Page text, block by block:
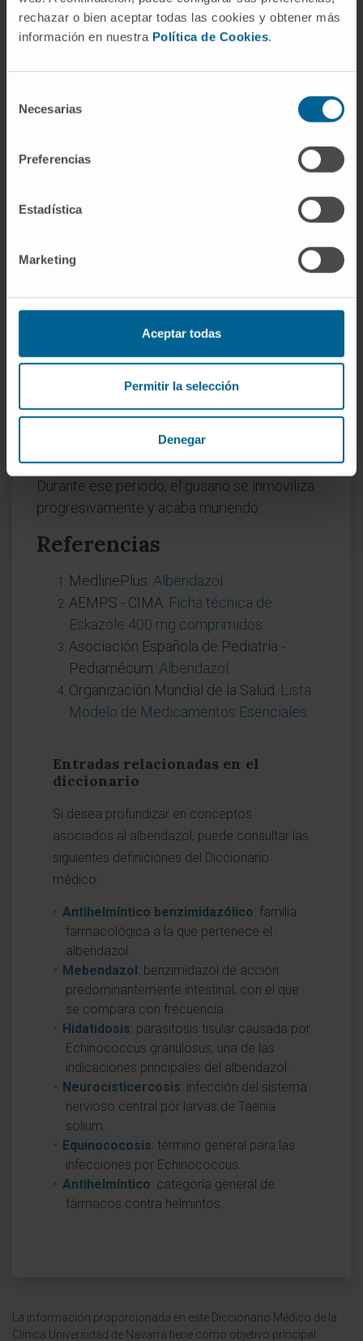
rechazar o bien aceptar todas las cookies y obtener más
información en nuestra Política de Cookies.
Necesarias
Preferencias
Estadística
Marketing
Aceptar todas
Permitir la selección
Denegar
hidatídico, neurocisticercosis), mientras que
el mebendazol actúa sobre todo dentro del
grasos?
absorción intestinal del albendazol, que es una
solo una fracción mínima del fármaco pasa a
la sangre. Con una comida rica en grasa, esa
fracción se multiplica, lo que puede marcar la
diferencia entre un tratamiento eficaz y uno
requieren acción sistémica.
¿El albendazol mata al parásito de
inmediato?
al helminto de glucosa al desorganizar sus
microtúbulos, y el parásito agota sus reservas
de energía en un plazo de tres a siete días.
Durante ese periodo, el gusano se inmoviliza
progresivamente y acaba muriendo.
Referencias
MedlinePlus. Albendazol
AEMPS - CIMA. Ficha técnica de
Eskazole 400 mg comprimidos
Asociación Española de Pediatría -
Pediamécum. Albendazol
Organización Mundial de la Salud. Lista
Modelo de Medicamentos Esenciales
Entradas relacionadas en el
diccionario
Si desea profundizar en conceptos
asociados al albendazol, puede consultar las
siguientes definiciones del Diccionario
médico:
Antihelmíntico benzimidazólico: familia
farmacológica a la que pertenece el
albendazol.
Mebendazol: benzimidazol de acción
predominantemente intestinal, con el que
se compara con frecuencia.
Hidatidosis: parasitosis tisular causada por
Echinococcus granulosus, una de las
indicaciones principales del albendazol.
Neurocisticercosis: infección del sistema
nervioso central por larvas de Taenia
solium.
Equinococosis: término general para las
infecciones por Echinococcus.
Antihelmíntico: categoría general de
fármacos contra helmintos.
La información proporcionada en este Diccionario Médico de la
Clínica Universidad de Navarra tiene como objetivo principal